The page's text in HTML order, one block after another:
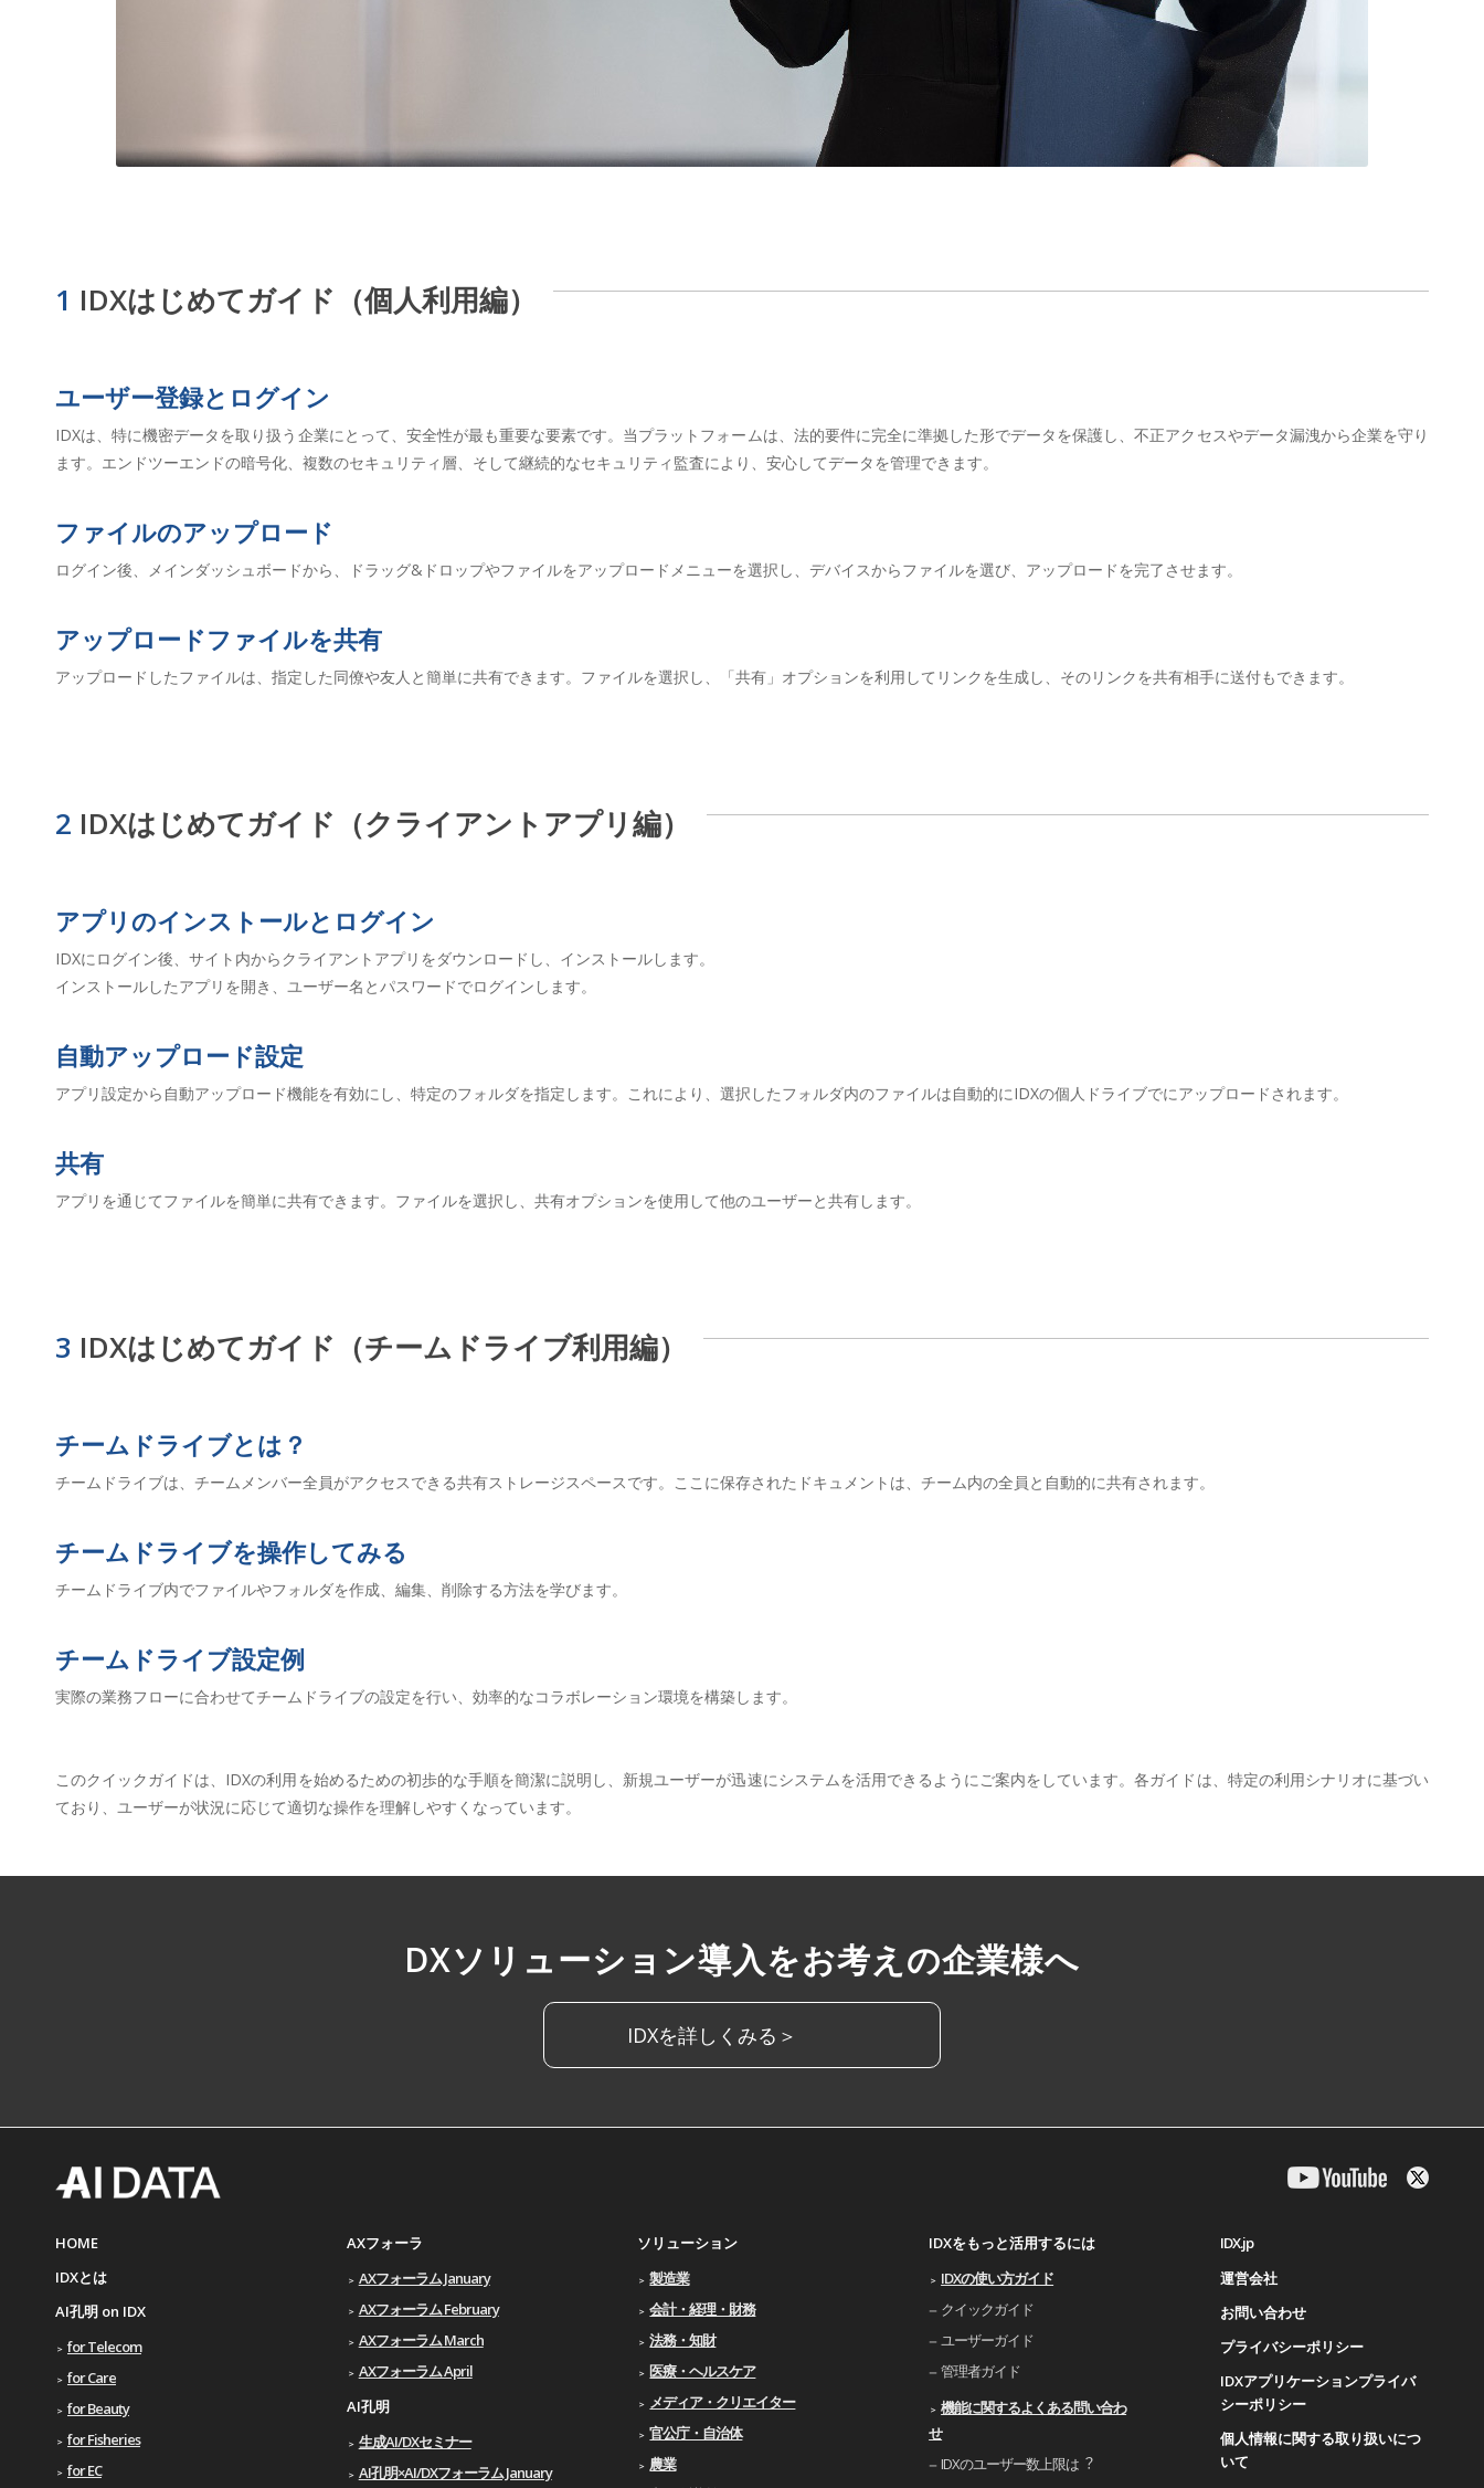
1 IDXはじめてガイド（個人利用編）
ユーザー登録とログイン
IDXは、特に機密データを取り扱う企業にとって、安全性が最も重要な要素です。当プラットフォームは、法的要件に完全に準拠した形でデータを保護し、不正アクセスやデータ漏洩から企業を守り
ます。エンドツーエンドの暗号化、複数のセキュリティ層、そして継続的なセキュリティ監査により、安心してデータを管理できます。
ファイルのアップロード
ログイン後、メインダッシュボードから、ドラッグ&ドロップやファイルをアップロードメニューを選択し、デバイスからファイルを選び、アップロードを完了させます。
アップロードファイルを共有
アップロードしたファイルは、指定した同僚や友人と簡単に共有できます。ファイルを選択し、「共有」オプションを利用してリンクを生成し、そのリンクを共有相手に送付もできます。
2 IDXはじめてガイド（クライアントアプリ編）
アプリのインストールとログイン
IDXにログイン後、サイト内からクライアントアプリをダウンロードし、インストールします。
インストールしたアプリを開き、ユーザー名とパスワードでログインします。
自動アップロード設定
アプリ設定から自動アップロード機能を有効にし、特定のフォルダを指定します。これにより、選択したフォルダ内のファイルは自動的にIDXの個人ドライブでにアップロードされます。
共有
アプリを通じてファイルを簡単に共有できます。ファイルを選択し、共有オプションを使用して他のユーザーと共有します。
3 IDXはじめてガイド（チームドライブ利用編）
チームドライブとは？
チームドライブは、チームメンバー全員がアクセスできる共有ストレージスペースです。ここに保存されたドキュメントは、チーム内の全員と自動的に共有されます。
チームドライブを操作してみる
チームドライブ内でファイルやフォルダを作成、編集、削除する方法を学びます。
チームドライブ設定例
実際の業務フローに合わせてチームドライブの設定を行い、効率的なコラボレーション環境を構築します。
このクイックガイドは、IDXの利用を始めるための初歩的な手順を簡潔に説明し、新規ユーザーが迅速にシステムを活用できるようにご案内をしています。各ガイドは、特定の利用シナリオに基づい
ており、ユーザーが状況に応じて適切な操作を理解しやすくなっています。
DXソリューション導入をお考えの企業様へ
IDXを詳しくみる＞
HOME
IDXとは
AI孔明 on IDX
for Telecom
for Care
for Beauty
for Fisheries
for EC
AXフォーラ
AXフォーラム January
AXフォーラム February
AXフォーラム March
AXフォーラム April
AI孔明
生成AI/DXセミナー
AI孔明×AI/DXフォーラム January
ソリューション
製造業
会計・経理・財務
法務・知財
医療・ヘルスケア
メディア・クリエイター
官公庁・自治体
農業
IDXをもっと活用するには
IDXの使い⽅ガイド
クイックガイド
ユーザーガイド
管理者ガイド
機能に関するよくある問い合わ
せ
IDXのユーザー数上限は︖
IDX.jp
運営会社
お問い合わせ
プライバシーポリシー
IDXアプリケーションプライバ
シーポリシー
個人情報に関する取り扱いにつ
いて